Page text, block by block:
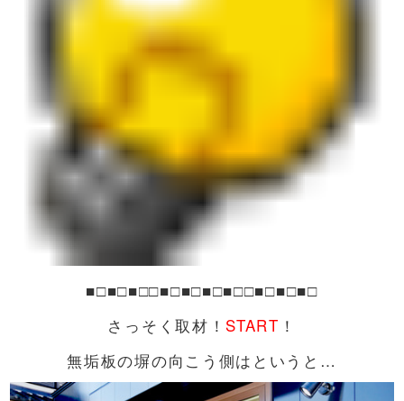
■□■□■□□■□■□■□■□□■□■□■□
さっそく取材！ START ！
無垢板の塀の向こう側はというと…